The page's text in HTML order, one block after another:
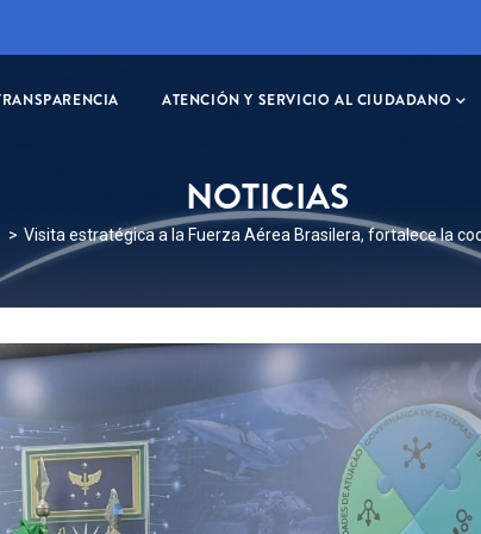
ATENCIÓN Y SERVICIO AL CIUDADANO
NOTICIAS
Visita estratégica a la Fuerza Aérea Brasilera, fortalece la